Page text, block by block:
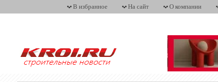
В избранное На сайт О компании